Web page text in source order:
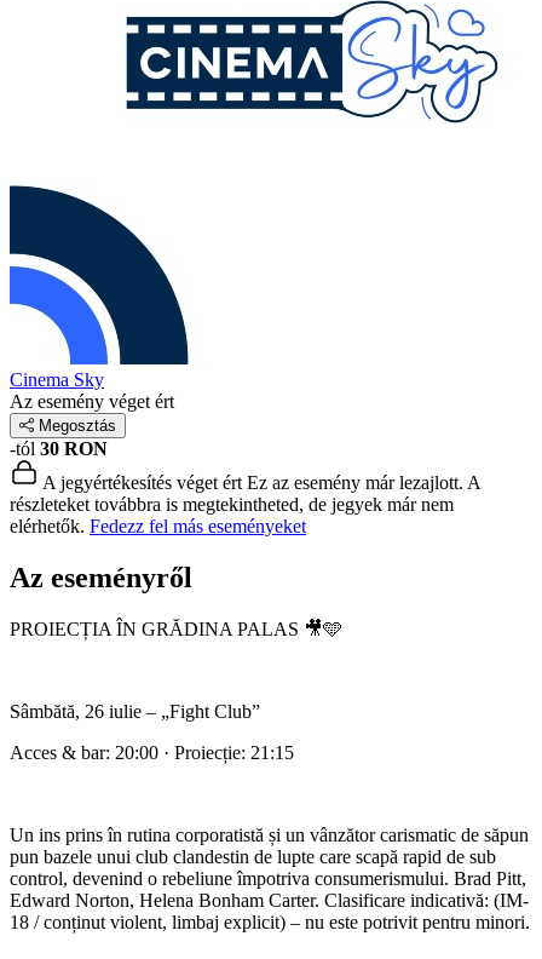
Cinema Sky
Az esemény véget ért
Megosztás
-tól 30 RON
A jegyértékesítés véget ért Ez az esemény már lezajlott. A
részleteket továbbra is megtekintheted, de jegyek már nem
elérhetők. Fedezz fel más eseményeket
Az eseményről
PROIECȚIA ÎN GRĂDINA PALAS 🎥🩵
Sâmbătă, 26 iulie – „Fight Club”
Acces & bar: 20:00 · Proiecție: 21:15
Un ins prins în rutina corporatistă și un vânzător carismatic de săpun
pun bazele unui club clandestin de lupte care scapă rapid de sub
control, devenind o rebeliune împotriva consumerismului. Brad Pitt,
Edward Norton, Helena Bonham Carter. Clasificare indicativă: (IM-
18 / conținut violent, limbaj explicit) – nu este potrivit pentru minori.